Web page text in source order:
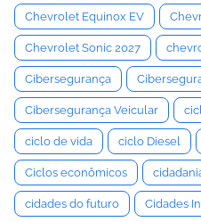
Chevrolet Equinox EV
Chevrolet Sonic 2027
Cibersegurança
Cibersegurança Veicular
ciclo de vida ciclo Diesel
Ciclos econômicos
cidades do futuro Cidades